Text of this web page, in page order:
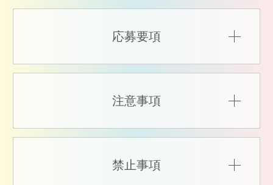
応募要項
注意事項
禁止事項